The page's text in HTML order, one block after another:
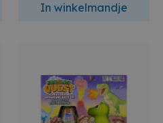
In winkelmandje